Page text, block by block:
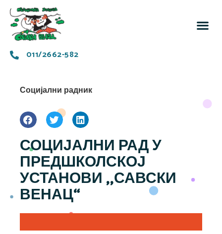
011/2662-582
Социјални радник
СОЦИЈАЛНИ РАД У
ПРЕДШКОЛСКОЈ
УСТАНОВИ ,,САВСКИ
ВЕНАЦ“